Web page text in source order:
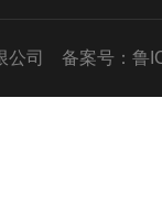
公司 备案号：鲁